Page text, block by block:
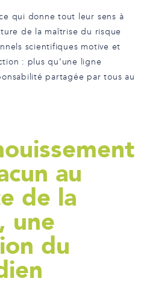
qui donne tout leur sens à
de la maîtrise du risque
scientifiques motive et
: plus qu’une ligne
partagée par tous au
au
de la
une
du